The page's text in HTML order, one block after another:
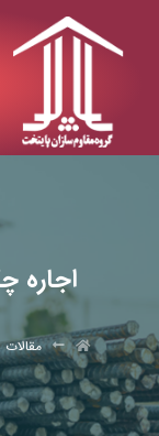
اجاره
مقالات